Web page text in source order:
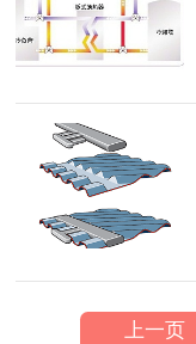
上一页